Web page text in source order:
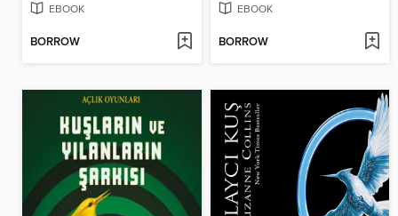
EBOOK
BORROW
EBOOK
BORROW